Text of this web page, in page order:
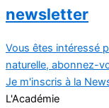
newsletter​
Vous êtes intéressé
naturelle, abonnez-
Je m'inscris à la
L'Académie